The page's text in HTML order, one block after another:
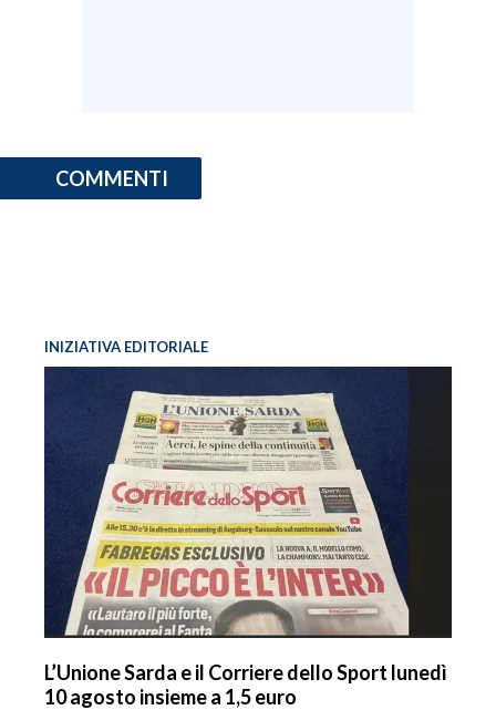
COMMENTI
INIZIATIVA EDITORIALE
L’Unione Sarda e il Corriere dello Sport lunedì
10 agosto insieme a 1,5 euro